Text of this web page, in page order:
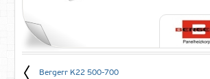
Bergerr K22 500-700